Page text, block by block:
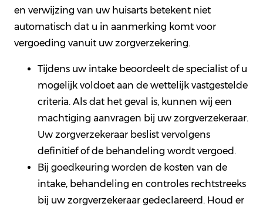
en verwijzing van uw huisarts betekent niet
automatisch dat u in aanmerking komt voor
vergoeding vanuit uw zorgverzekering.
Tijdens uw intake beoordeelt de specialist of u
mogelijk voldoet aan de wettelijk vastgestelde
criteria. Als dat het geval is, kunnen wij een
machtiging aanvragen bij uw zorgverzekeraar.
Uw zorgverzekeraar beslist vervolgens
definitief of de behandeling wordt vergoed.
Bij goedkeuring worden de kosten van de
intake, behandeling en controles rechtstreeks
bij uw zorgverzekeraar gedeclareerd. Houd er